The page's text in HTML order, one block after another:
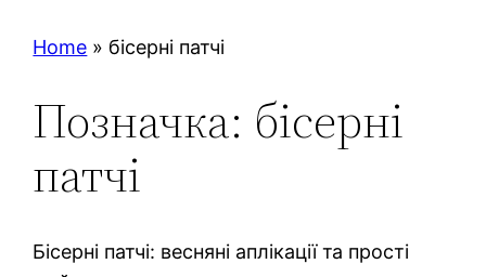
Home » бісерні патчі
Позначка: бісерні
патчі
Бісерні патчі: весняні аплікації та прості